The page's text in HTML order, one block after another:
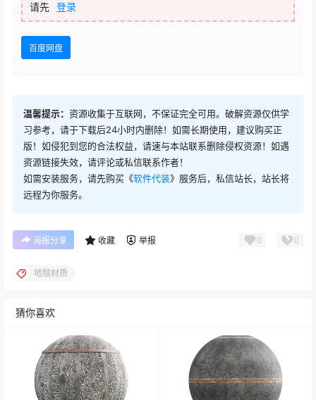
请先 登录
百度网盘
温馨提示： 资源收集于互联网，不保证完全可用。破解资源仅供学
习参考，请于下载后24小时内删除！如需长期使用，建议购买正
版！如侵犯到您的合法权益，请速与本站联系删除侵权资源！如遇
资源链接失效，请评论或私信联系作者！
如需安装服务，请先购买《软件代装》服务后，私信站长，站长将
远程为你服务。
海报分享 收藏 举报 0 0
地毯材质
猜你喜欢